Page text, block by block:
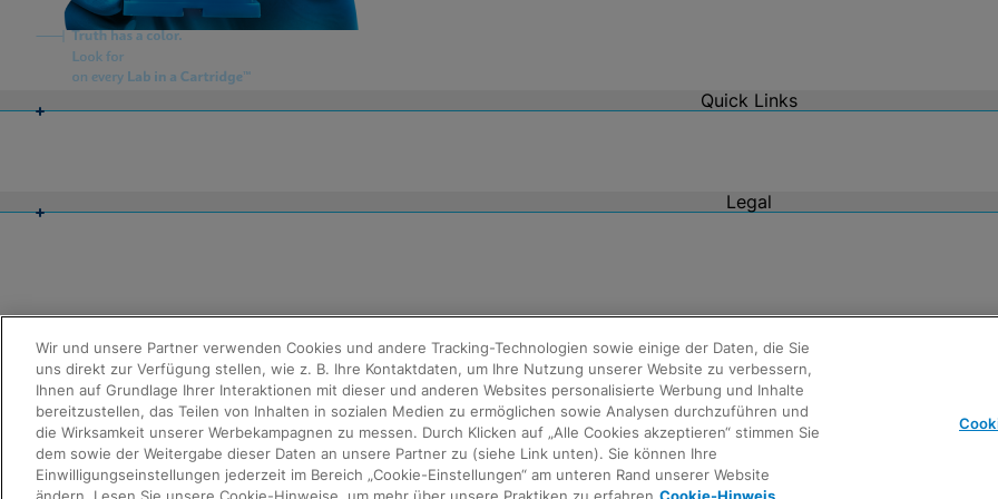
Quick Links
About Us
Legal
Privacy
Terms of Sale
Trademarks
Cookies Notice
IMPRESSUM
Cepheid Grant & Donation Program
Cookie-Einstellungen
Agreements
Data Processing Agreement
Partner Communities
Wir und unsere Partner verwenden Cookies und andere Tracking-Technologien sowie einige der Daten, die Sie
uns direkt zur Verfügung stellen, wie z. B. Ihre Kontaktdaten, um Ihre Nutzung unserer Website zu verbessern,
Ihnen auf Grundlage Ihrer Interaktionen mit dieser und anderen Websites personalisierte Werbung und Inhalte
bereitzustellen, das Teilen von Inhalten in sozialen Medien zu ermöglichen sowie Analysen durchzuführen und
die Wirksamkeit unserer Werbekampagnen zu messen. Durch Klicken auf „Alle Cookies akzeptieren“ stimmen Sie
dem sowie der Weitergabe dieser Daten an unsere Partner zu (siehe Link unten). Sie können Ihre
Einwilligungseinstellungen jederzeit im Bereich „Cookie-Einstellungen“ am unteren Rand unserer Website